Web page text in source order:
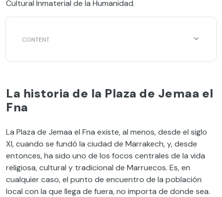
Cultural Inmaterial de la Humanidad.
La historia de la Plaza de Jemaa el
Fna
La Plaza de Jemaa el Fna existe, al menos, desde el siglo
XI, cuando se fundó la ciudad de Marrakech, y, desde
entonces, ha sido uno de los focos centrales de la vida
religiosa, cultural y tradicional de Marruecos. Es, en
cualquier caso, el punto de encuentro de la población
local con la que llega de fuera, no importa de donde sea.